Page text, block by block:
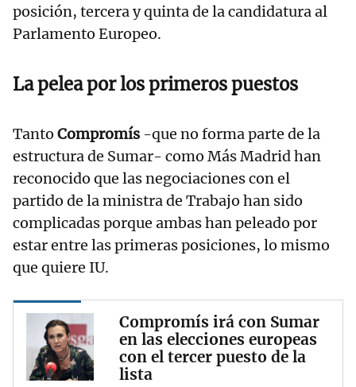
posición, tercera y quinta de la candidatura al
Parlamento Europeo.
La pelea por los primeros puestos
Tanto Compromís -que no forma parte de la
estructura de Sumar- como Más Madrid han
reconocido que las negociaciones con el
partido de la ministra de Trabajo han sido
complicadas porque ambas han peleado por
estar entre las primeras posiciones, lo mismo
que quiere IU.
Compromís irá con Sumar
en las elecciones europeas
con el tercer puesto de la
lista